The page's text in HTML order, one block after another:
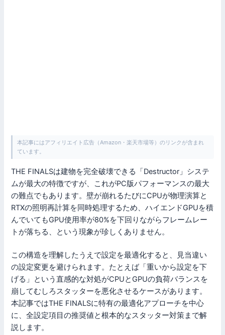
本記事にはアフィリエイト広告（Amazon・楽天市場等）のリンクが含まれ
ています。
THE FINALSは建物を完全破壊できる「Destructor」システ
ムが最大の特徴ですが、これがPC版パフォーマンスの最大
の難点でもあります。壁が崩れるたびにCPUが物理演算と
RTXの照明再計算を同時処理するため、ハイエンドGPUを積
んでいてもGPU使用率が80%を下回りながらフレームレー
トが落ちる、という現象が珍しくありません。
この構造を理解したうえで設定を最適化すると、見当違い
の設定変更を避けられます。たとえば「重いから設定を下
げる」という直感的な対処がCPUとGPUの負荷バランスを
崩してむしろスタッターを悪化させるケースがあります。
本記事ではTHE FINALSに特有の最適化アプローチを中心
に、全設定項目の推奨値と根本的なスタッター対策まで解
説します。